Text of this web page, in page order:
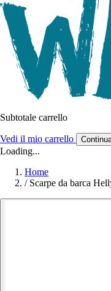
Subtotale carrello
Vedi il mio carrello
Loading...
Home
/ Scarpe da barca